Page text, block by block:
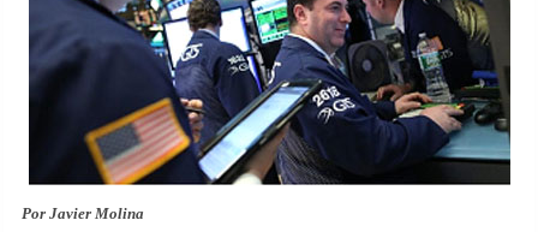
Por Javier Molina